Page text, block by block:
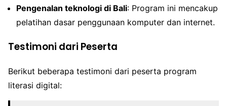
Pengenalan teknologi di Bali: Program ini mencakup
pelatihan dasar penggunaan komputer dan internet.
Testimoni dari Peserta
Berikut beberapa testimoni dari peserta program
literasi digital: